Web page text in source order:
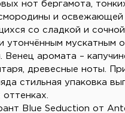
нот бергамота,
и освежающей
со сладкой и сочной
утончённым мускатным
Венец аромата –
древесные ноты.
стильная упаковка
Blue Seduction от